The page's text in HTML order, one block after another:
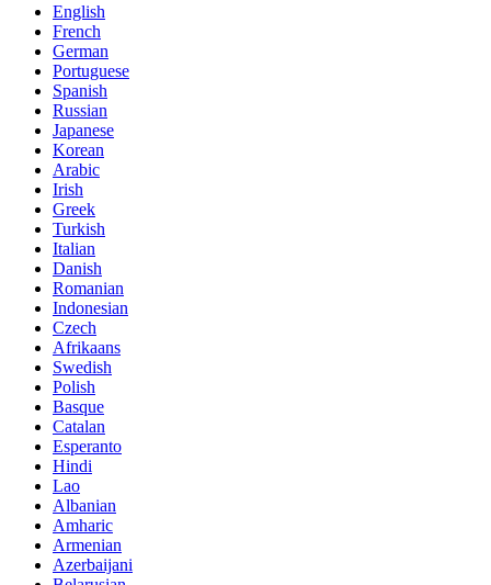
English
French
German
Portuguese
Spanish
Russian
Japanese
Korean
Arabic
Irish
Greek
Turkish
Italian
Danish
Romanian
Indonesian
Czech
Afrikaans
Swedish
Polish
Basque
Catalan
Esperanto
Hindi
Lao
Albanian
Amharic
Armenian
Azerbaijani